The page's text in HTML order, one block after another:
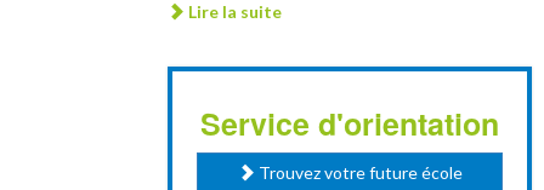
Lire la suite
Service d'orientation
Trouvez votre future école